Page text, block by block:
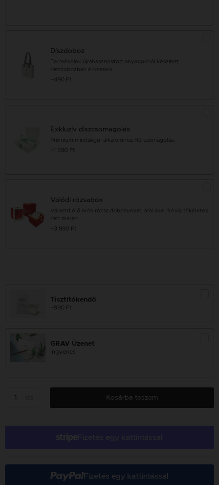
Díszdoboz
Termékeink újrahasznosított anyagokból készített
díszdobozban érkeznek
+490 Ft
Exkluzív díszcsomagolás
Prémium minőségű, alkalomhoz illő csomagolás.
+1 590 Ft
Valódi rózsabox
Válaszd élő örök rózsa dobozunkat, ami akár 3 évig tökéletes
dísz marad.
+3 990 Ft
Tisztítókendő
+990 Ft
GRAV Üzenet
ingyenes
Kosárba teszem
Fizetés egy kattintással